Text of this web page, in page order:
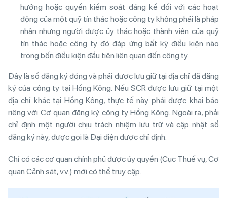
hưởng hoặc quyền kiểm soát đáng kể đối với các hoạt
động của một quỹ tín thác hoặc công ty không phải là pháp
nhân nhưng người được ủy thác hoặc thành viên của quỹ
tín thác hoặc công ty đó đáp ứng bất kỳ điều kiện nào
trong bốn điều kiện đầu tiên liên quan đến công ty.
Đây là sổ đăng ký đóng và phải được lưu giữ tại địa chỉ đã đăng
ký của công ty tại Hồng Kông. Nếu SCR được lưu giữ tại một
địa chỉ khác tại Hồng Kông, thực tế này phải được khai báo
riêng với Cơ quan đăng ký công ty Hồng Kông. Ngoài ra, phải
chỉ định một người chịu trách nhiệm lưu trữ và cập nhật sổ
đăng ký này, được gọi là Đại diện được chỉ định.
Chỉ có các cơ quan chính phủ được ủy quyền (Cục Thuế vụ, Cơ
quan Cảnh sát, v.v.) mới có thể truy cập.